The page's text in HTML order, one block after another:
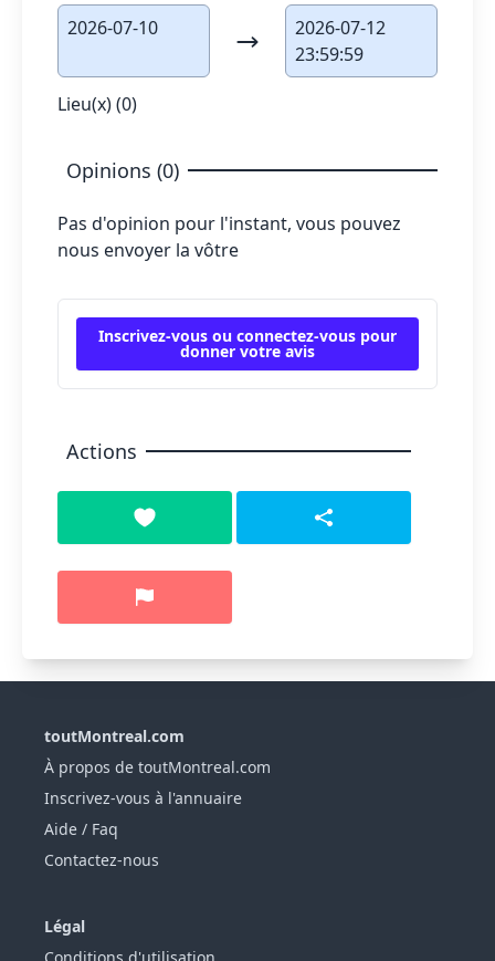
2026-07-10
2026-07-12
23:59:59
Lieu(x) (0)
Opinions (0)
Pas d'opinion pour l'instant, vous pouvez
nous envoyer la vôtre
Inscrivez-vous ou connectez-vous pour
donner votre avis
Actions
toutMontreal.com
À propos de toutMontreal.com
Inscrivez-vous à l'annuaire
Aide / Faq
Contactez-nous
Légal